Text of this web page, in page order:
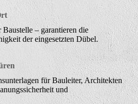
– garantieren die
der eingesetzten Dübel.
für Bauleiter, Architekten
und